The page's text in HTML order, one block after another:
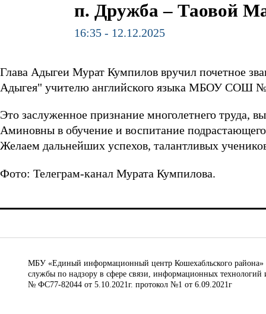
п. Дружба – Таовой
16:35 - 12.12.2025
Глава Адыгеи Мурат Кумпилов вручил почетное
Адыгея" учителю английского языка МБОУ СОШ
Это заслуженное признание многолетнего труда,
Аминовны в обучение и воспитание
Желаем дальнейших успехов, талантливых
Фото: Телеграм-канал Мурата Кумпилова.
МБУ «Единый информационный центр Кошехабльского района»
службы по надзору в сфере связи, информационных
№ ФС77-82044 от 5.10.2021г. протокол №1 от 6.09.2021г